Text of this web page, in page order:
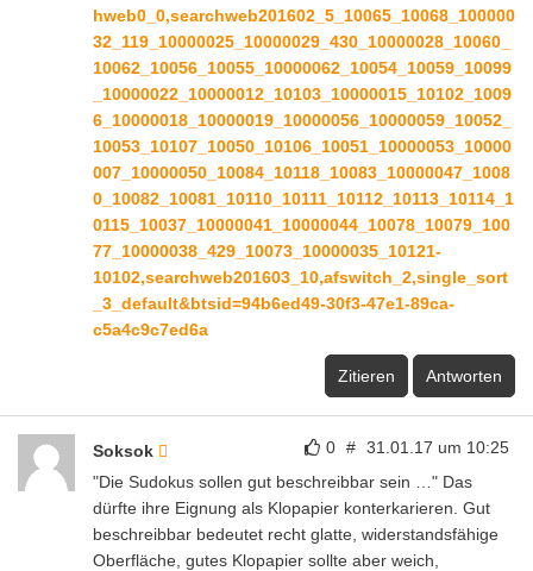
hweb0_0,searchweb201602_5_10065_10068_100000
32_119_10000025_10000029_430_10000028_10060_
10062_10056_10055_10000062_10054_10059_10099
_10000022_10000012_10103_10000015_10102_1009
6_10000018_10000019_10000056_10000059_10052_
10053_10107_10050_10106_10051_10000053_10000
007_10000050_10084_10118_10083_10000047_1008
0_10082_10081_10110_10111_10112_10113_10114_1
0115_10037_10000041_10000044_10078_10079_100
77_10000038_429_10073_10000035_10121-
10102,searchweb201603_10,afswitch_2,single_sort
_3_default&btsid=94b6ed49-30f3-47e1-89ca-
c5a4c9c7ed6a
Zitieren Antworten
0 # 31.01.17 um 10:25
Soksok
"Die Sudokus sollen gut beschreibbar sein …" Das
dürfte ihre Eignung als Klopapier konterkarieren. Gut
beschreibbar bedeutet recht glatte, widerstandsfähige
Oberfläche, gutes Klopapier sollte aber weich,